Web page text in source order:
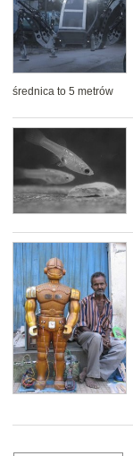
średnica to 5 metrów